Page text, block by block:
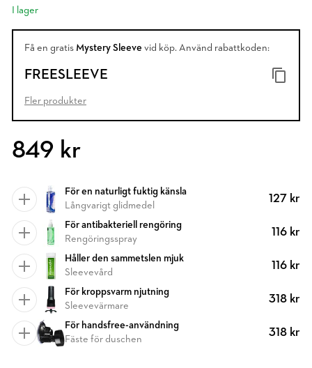
I lager
Få en gratis Mystery Sleeve vid köp. Använd rabattkoden:
FREESLEEVE
Fler produkter
849 kr
För en naturligt fuktig känsla
Långvarigt glidmedel
127 kr
För antibakteriell rengöring
Rengöringsspray
116 kr
Håller den sammetslen mjuk
Sleevevård
116 kr
För kroppsvarm njutning
Sleevevärmare
318 kr
För handsfree-användning
Fäste för duschen
318 kr